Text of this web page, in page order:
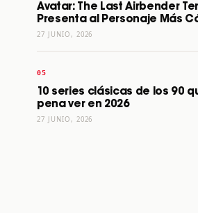
Avatar: The Last Airbender
Presenta al Personaje Más
27 JUNIO, 2026
10 series clásicas de los 90
pena ver en 2026
27 JUNIO, 2026